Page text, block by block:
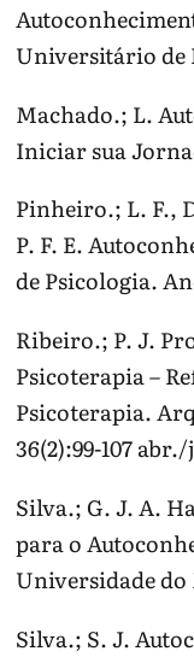
Universitário de
Machado.; L.
Iniciar sua
Pinheiro.; L. F.,
P. F. E.
de Psicologia.
Ribeiro.; P. J.
Psicoterapia –
Psicoterapia.
36(2):99-107
Silva.; G. J. A.
para o
Universidade
Silva.; S. J.